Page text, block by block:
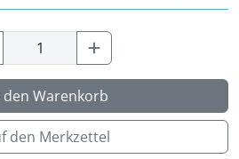
den Warenkorb
den Merkzettel
(23)
(7)